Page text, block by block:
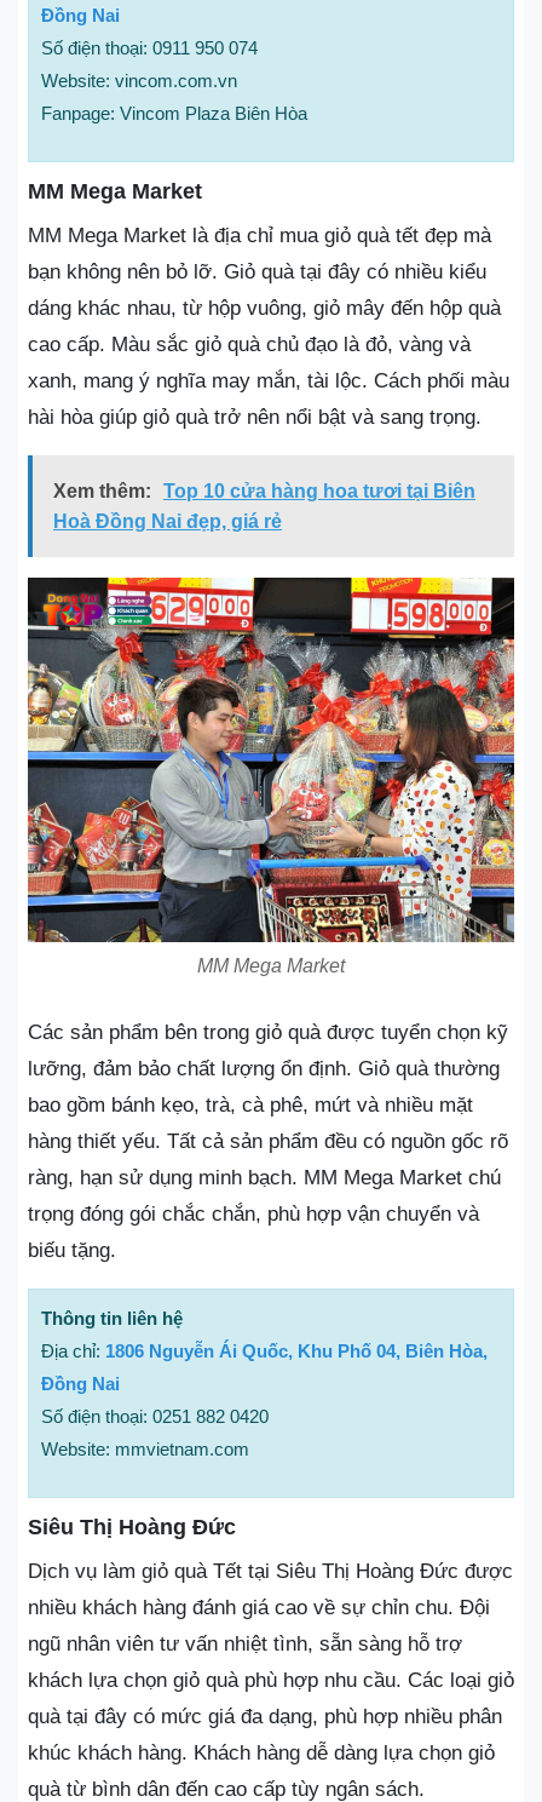
Đồng Nai
Số điện thoại: 0911 950 074
Website: vincom.com.vn
Fanpage: Vincom Plaza Biên Hòa
MM Mega Market
MM Mega Market là địa chỉ mua giỏ quà tết đẹp mà
bạn không nên bỏ lỡ. Giỏ quà tại đây có nhiều kiểu
dáng khác nhau, từ hộp vuông, giỏ mây đến hộp quà
cao cấp. Màu sắc giỏ quà chủ đạo là đỏ, vàng và
xanh, mang ý nghĩa may mắn, tài lộc. Cách phối màu
hài hòa giúp giỏ quà trở nên nổi bật và sang trọng.
Xem thêm:
Top 10 cửa hàng hoa tươi tại Biên
Hoà Đồng Nai đẹp, giá rẻ
MM Mega Market
Các sản phẩm bên trong giỏ quà được tuyển chọn kỹ
lưỡng, đảm bảo chất lượng ổn định. Giỏ quà thường
bao gồm bánh kẹo, trà, cà phê, mứt và nhiều mặt
hàng thiết yếu. Tất cả sản phẩm đều có nguồn gốc rõ
ràng, hạn sử dụng minh bạch. MM Mega Market chú
trọng đóng gói chắc chắn, phù hợp vận chuyển và
biếu tặng.
Thông tin liên hệ
Địa chỉ: 1806 Nguyễn Ái Quốc, Khu Phố 04, Biên Hòa,
Đồng Nai
Số điện thoại: 0251 882 0420
Website: mmvietnam.com
Siêu Thị Hoàng Đức
Dịch vụ làm giỏ quà Tết tại Siêu Thị Hoàng Đức được
nhiều khách hàng đánh giá cao về sự chỉn chu. Đội
ngũ nhân viên tư vấn nhiệt tình, sẵn sàng hỗ trợ
khách lựa chọn giỏ quà phù hợp nhu cầu. Các loại giỏ
quà tại đây có mức giá đa dạng, phù hợp nhiều phân
khúc khách hàng. Khách hàng dễ dàng lựa chọn giỏ
quà từ bình dân đến cao cấp tùy ngân sách.